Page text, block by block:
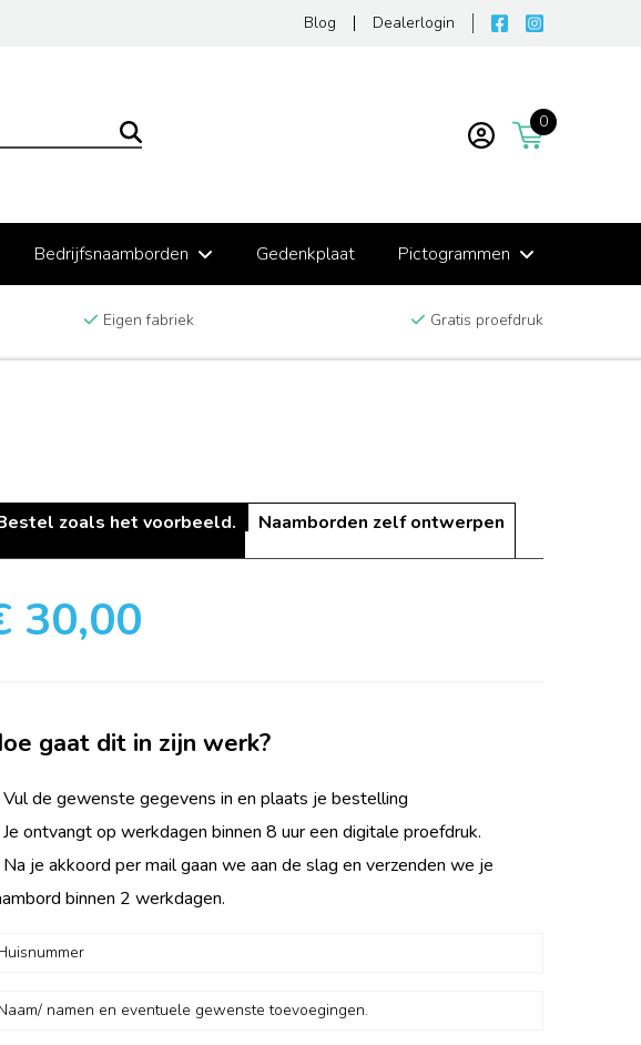
Blog Dealerlogin
0
Bedrijfsnaamborden Gedenkplaat Pictogrammen
Eigen fabriek Gratis proefdruk
zoals het voorbeeld. Naamborden zelf ontwerpen
30,00
gaat dit in zijn werk?
Vul de gewenste gegevens in en plaats je bestelling
Je ontvangt op werkdagen binnen 8 uur een digitale proefdruk.
je akkoord per mail gaan we aan de slag en verzenden we je
binnen 2 werkdagen.